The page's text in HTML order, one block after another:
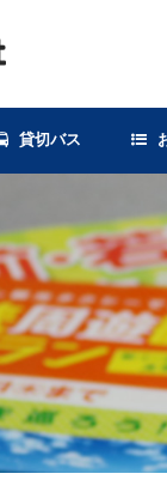
貸切バス